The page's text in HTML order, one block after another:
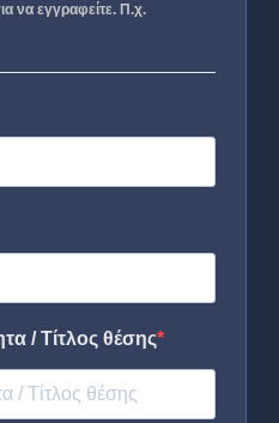
να εγγραφείτε. Π.χ.
/ Τίτλος θέσης